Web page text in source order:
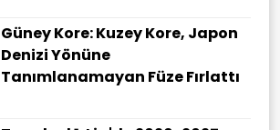
Güney Kore: Kuzey Kore, Japon
Denizi Yönüne
Tanımlanamayan Füze Fırlattı